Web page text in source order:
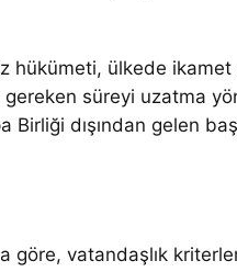
hükümeti, ülkede ikamet
süreyi uzatma
Birliği dışından gelen
göre, vatandaşlık